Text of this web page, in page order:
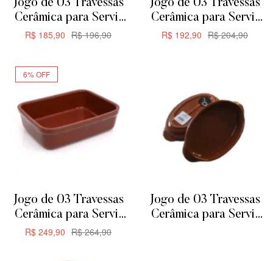
Jogo de 03 Travessas
Cerâmica para Servir
ou Forno de Barro –
R$196,90
R$ 185,90
Jogo de 03 Travessas
Cerâmica para Servir
ou Forno de Barro –
R$204,90
R$ 192,90
6% OFF
Jogo de 03 Travessas
Cerâmica para Servir
ou Forno de Barro –
29cm1,875L
R$264,90
R$ 249,90
Jogo de 03 Travessas
Cerâmica para Servir